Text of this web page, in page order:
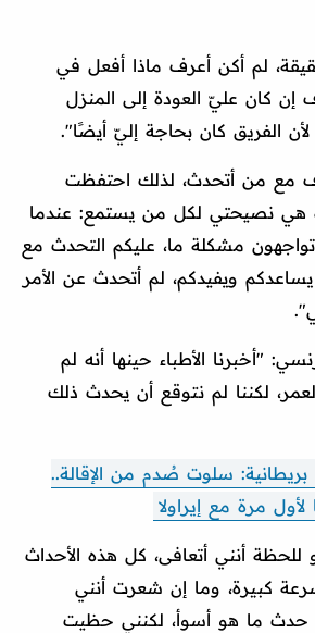
لم أكن أعرف ماذا أفعل في
كان عليّ العودة إلى المنزل
الفريق كان بحاجة إليّ أيضًا".
مع من أتحدث، لذلك احتفظت
هي نصيحتي لكل من يستمع: عندما
مشكلة ما، عليكم التحدث مع
ويفيدكم، لم أتحدث عن الأمر
"أخبرنا الأطباء حينها أنه لم
لكننا لم نتوقع أن يحدث ذلك
سلوت صُدم من الإقالة..
مرة مع إيراولا
أنني أتعافى، كل هذه الأحداث
كبيرة، وما إن شعرت أنني
حدث ما هو أسوأ، لكنني حظيت